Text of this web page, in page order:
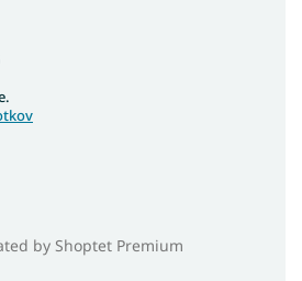
by Shoptet Premium